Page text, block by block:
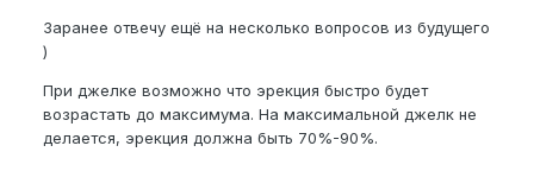
Заранее отвечу ещё на несколько вопросов из будущего
)
При джелке возможно что эрекция быстро будет
возрастать до максимума. На максимальной джелк не
делается, эрекция должна быть 70%-90%.